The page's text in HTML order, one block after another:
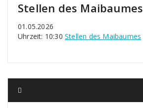
Stellen des Maibaumes
01.05.2026
Uhrzeit: 10:30 Stellen des Maibaumes